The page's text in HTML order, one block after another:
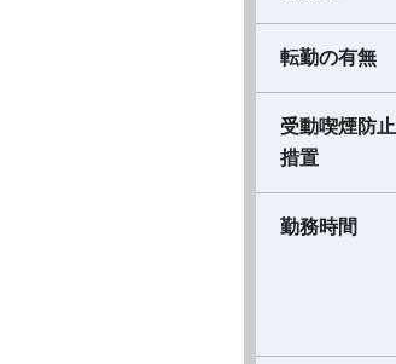
転勤の有無
受動喫煙防止
措置
勤務時間